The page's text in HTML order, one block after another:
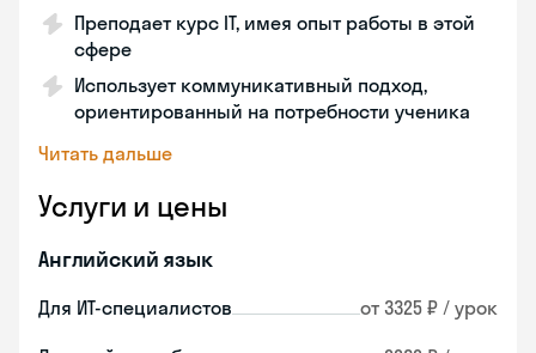
Преподает курс IT, имея опыт работы в этой
сфере
Использует коммуникативный подход,
ориентированный на потребности ученика
Читать дальше
Услуги и цены
Английский язык
Для ИТ-специалистов от 3325 ₽ / урок